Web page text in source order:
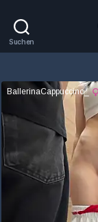
Suchen